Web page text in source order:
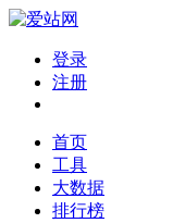
登录
注册
首页
工具
大数据
排行榜